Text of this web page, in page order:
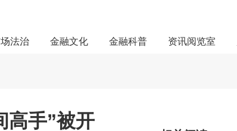
法治 金融文化 金融科普 资讯阅览室
高手”被开